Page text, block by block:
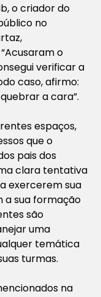
o criador do
no
o
verificar a
caso, afirmo:
a cara”.
espaços,
que o
pais dos
clara tentativa
exercerem sua
a sua formação
são
uma
temática
turmas.
na